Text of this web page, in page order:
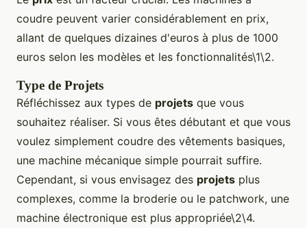
coudre peuvent varier considérablement en prix,
allant de quelques dizaines d'euros à plus de 1000
euros selon les modèles et les fonctionnalités\1\2.
Type de Projets
Réfléchissez aux types de projets que vous
souhaitez réaliser. Si vous êtes débutant et que vous
voulez simplement coudre des vêtements basiques,
une machine mécanique simple pourrait suffire.
Cependant, si vous envisagez des projets plus
complexes, comme la broderie ou le patchwork, une
machine électronique est plus appropriée\2\4.